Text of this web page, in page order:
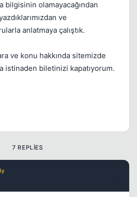
bilgisinin olamayacağından
ve
anlatmaya çalıştık.
ve konu hakkında sitemizde
istinaden biletinizi kapatıyorum.
7 REPLIES